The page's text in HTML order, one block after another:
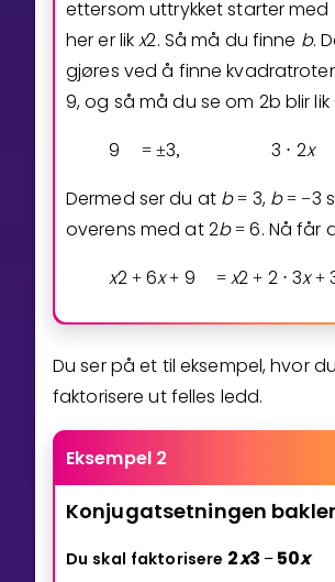
ettersom uttrykket starter med
her er likx2. Så må du finne b.
gjøres ved å finne
9, og så må du se om 2b blir lik
9
= ±3, 3 ⋅ 2x
Dermed ser du at b = 3, b = −3
overens med at2b = 6. Nå får
x2 + 6x + 9 = x2 + 2 ⋅ 3x +
Du ser på et til eksempel, hvor
faktorisere ut felles ledd.
Eksempel 2
Konjugatsetningen
Du skal faktorisere 2x3 − 50x